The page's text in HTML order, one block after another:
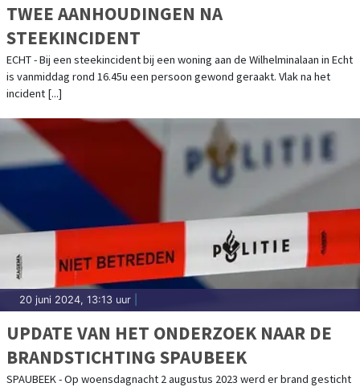
TWEE AANHOUDINGEN NA
STEEKINCIDENT
ECHT - Bij een steekincident bij een woning aan de Wilhelminalaan in Echt
is vanmiddag rond 16.45u een persoon gewond geraakt. Vlak na het
incident [...]
20 juni 2024, 13:13 uur
UPDATE VAN HET ONDERZOEK NAAR DE
BRANDSTICHTING SPAUBEEK
SPAUBEEK - Op woensdagnacht 2 augustus 2023 werd er brand gesticht